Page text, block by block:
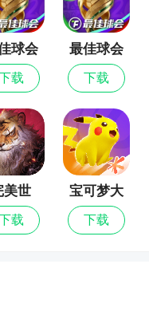
世界，无尽的探索
种强大的怪物可以
能够让玩家进行操
分有特色，难度上
间
额取得，取得后，
服务器。不一次性
球会
新版
载
最佳球会
下载
美世
诸神
之战
载
宝可梦大
集结
下载